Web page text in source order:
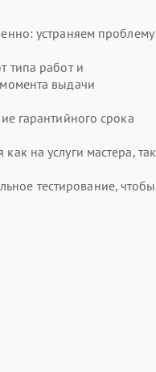
устраняем проблему
типа работ и
выдачи
гарантийного срока
на услуги мастера, так
тестирование, чтобы